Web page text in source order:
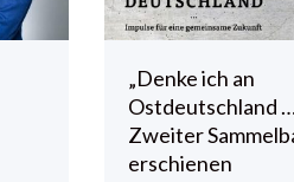
„Denke ich an
Ostdeutschland
Zweiter
erschienen